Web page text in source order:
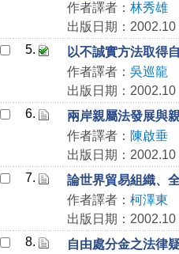
作者譯者： 林秀雄
出版日期：2002.10
5.
以不誠實方法取得
作者譯者： 吳巡龍
出版日期：2002.10
6.
兩岸親屬法發展與
作者譯者： 陳啟垂
出版日期：2002.10
7.
論世界貿易組織、
作者譯者： 柯澤東
出版日期：2002.10
8.
自由處分金之法律